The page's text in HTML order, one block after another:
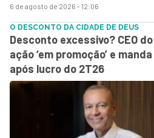
6 de agosto de 2026 - 12:06
O DESCONTO DA CIDADE DE DEUS
Desconto excessivo? CEO
ação ‘em promoção’ e
após lucro do 2T26